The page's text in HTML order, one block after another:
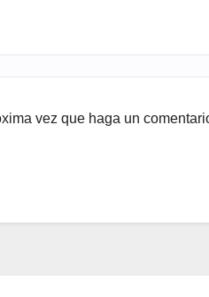
vez que haga un